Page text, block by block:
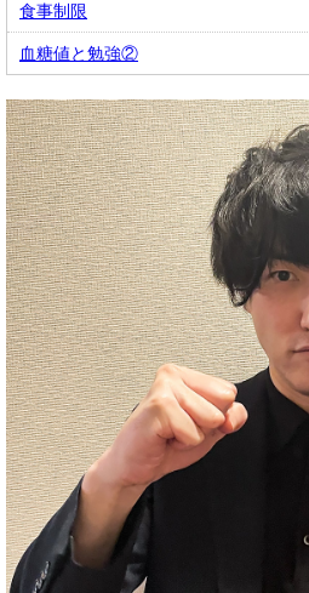
食事制限
血糖値と勉強②